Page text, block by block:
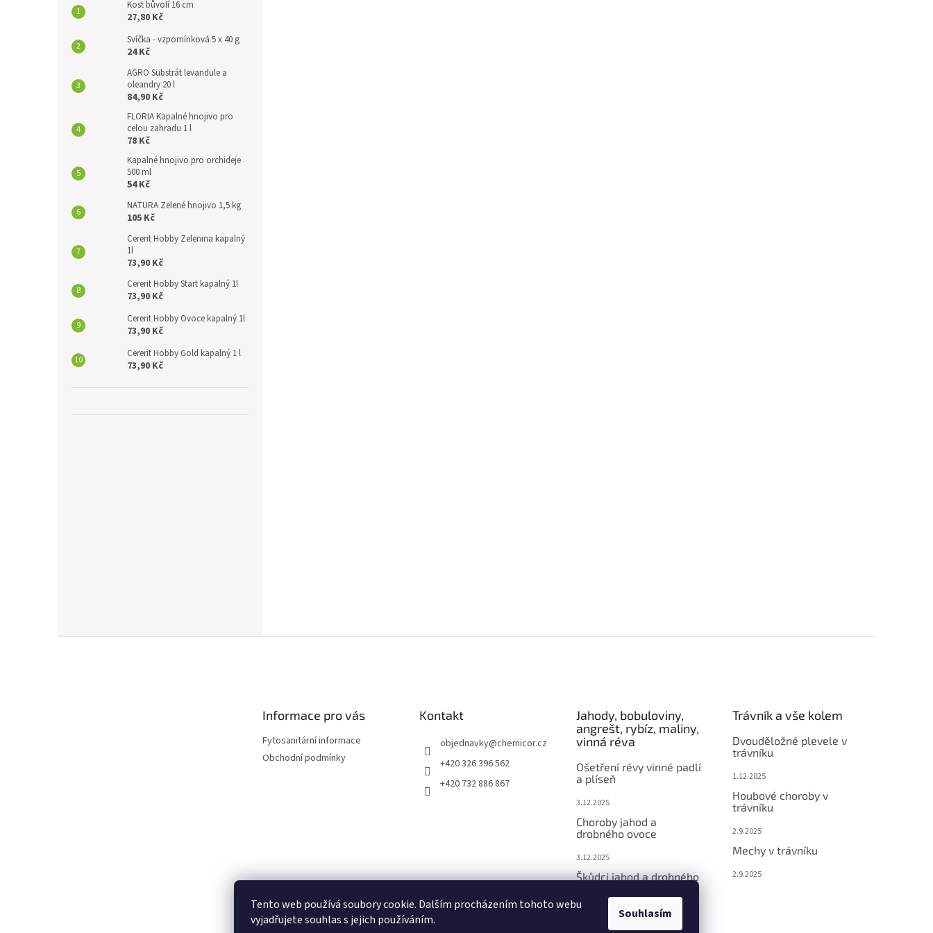
Tento web používá soubory cookie. Dalším procházením tohoto webu
vyjadřujete souhlas s jejich používáním.
Souhlasím
Kost bůvolí 16 cm
27,80 Kč
Svíčka - vzpomínková 5 x 40 g
24 Kč
AGRO Substrát levandule a
oleandry 20 l
84,90 Kč
FLORIA Kapalné hnojivo pro
celou zahradu 1 l
78 Kč
Kapalné hnojivo pro orchideje
500 ml
54 Kč
NATURA Zelené hnojivo 1,5 kg
105 Kč
Cererit Hobby Zelenina kapalný
1l
73,90 Kč
Cererit Hobby Start kapalný 1l
73,90 Kč
Cererit Hobby Ovoce kapalný 1l
73,90 Kč
Cererit Hobby Gold kapalný 1 l
73,90 Kč
Informace pro vás
Fytosanitární informace
Obchodní podmínky
Kontakt
objednavky@chemicor.cz
+420 326 396 562
+420 732 886 867
Jahody, bobuloviny,
angrešt, rybíz, maliny,
vinná réva
Ošetření révy vinné padlí
a plíseň
3.12.2025
Choroby jahod a
drobného ovoce
3.12.2025
Škůdci jahod a drobného
Trávník a vše kolem
Dvouděložné plevele v
trávníku
1.12.2025
Houbové choroby v
trávníku
2.9.2025
Mechy v trávníku
2.9.2025